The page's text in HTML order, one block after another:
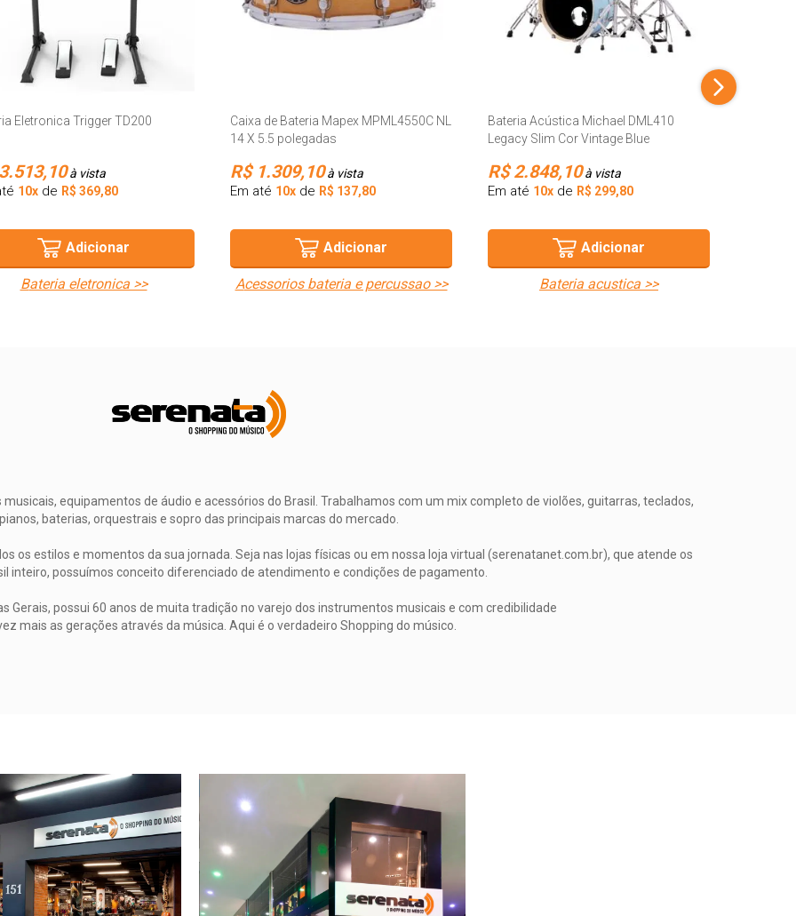
Eletronica Trigger TD200
à vista
10x de R$ 369,80
Adicionar
bateria eletronica >>
Caixa de Bateria Mapex MPML4550C NL
14 X 5.5 polegadas
R$ 1.309,10à vista
Em até 10x de R$ 137,80
Adicionar
acessorios bateria e percussao >>
Bateria Acústica Michael DML410
Legacy Slim Cor Vintage Blue
R$ 2.848,10à vista
Em até 10x de R$ 299,80
Adicionar
bateria acustica >>
equipamentos de áudio e acessórios do Brasil. Trabalhamos com um mix completo de violões, guitarras, teclados,
pianos, baterias, orquestrais e sopro das principais marcas do mercado.
os estilos e momentos da sua jornada. Seja nas lojas físicas ou em nossa loja virtual (serenatanet.com.br), que atende os
inteiro, possuímos conceito diferenciado de atendimento e condições de pagamento.
Gerais, possui 60 anos de muita tradição no varejo dos instrumentos musicais e com credibilidade
mais as gerações através da música. Aqui é o verdadeiro Shopping do músico.